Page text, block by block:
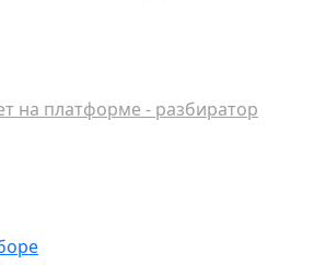
на платформе - разбиратор